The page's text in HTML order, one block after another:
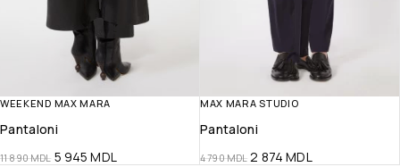
WEEKEND MAX MARA
Pantaloni
11 890MDL 5 945MDL
MAX MARA STUDIO
Pantaloni
4 790MDL 2 874MDL